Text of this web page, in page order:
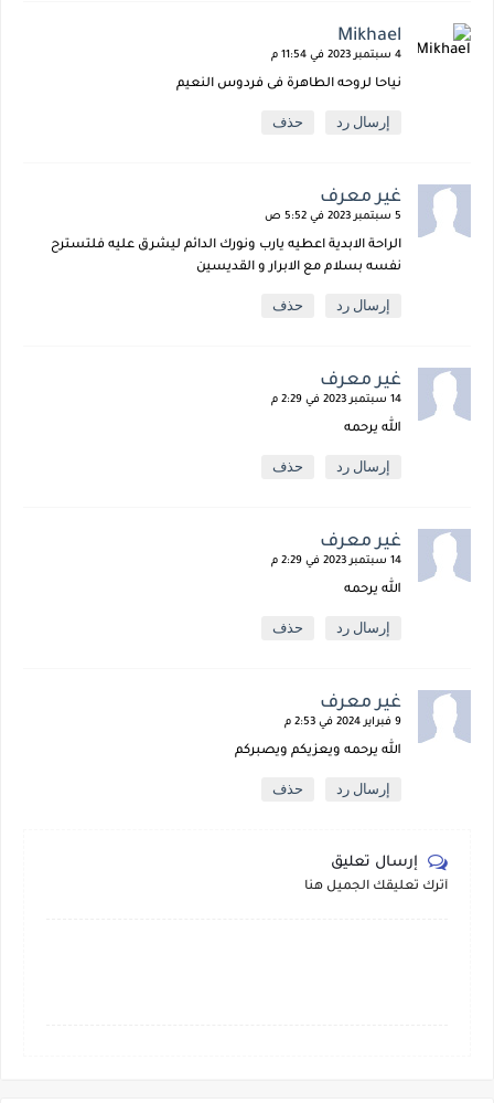
Mikhael
4 سبتمبر 2023 في 11:54 م
نياحا لروحه الطاهرة فى فردوس النعيم
إرسال رد حذف
غير معرف
5 سبتمبر 2023 في 5:52 ص
الراحة الابدية اعطيه يارب ونورك الدائم ليشرق عليه فلتسترح
نفسه بسلام مع الابرار و القديسين
إرسال رد حذف
غير معرف
14 سبتمبر 2023 في 2:29 م
الله يرحمه
إرسال رد حذف
غير معرف
14 سبتمبر 2023 في 2:29 م
الله يرحمه
إرسال رد حذف
غير معرف
9 فبراير 2024 في 2:53 م
الله يرحمه ويعزيكم ويصبركم
إرسال رد حذف
إرسال تعليق
أترك تعليقك الجميل هنا